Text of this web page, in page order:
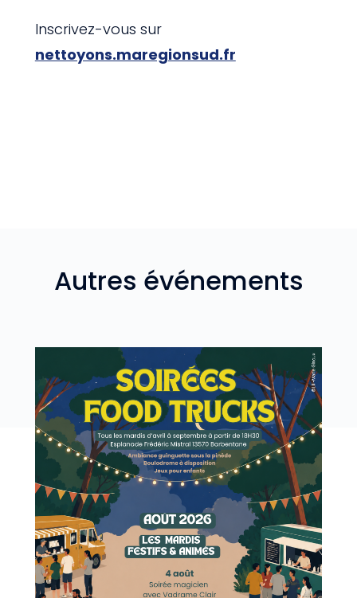
Inscrivez-vous sur
nettoyons.maregionsud.fr
Autres événements